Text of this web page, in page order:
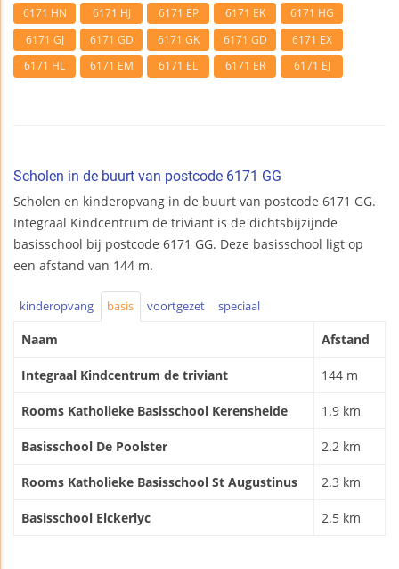
6171 HN
6171 HJ 6171 EP 6171 EK
6171 HG
6171 GJ
6171 GD 6171 GK 6171 GD
6171 EX
6171 HL
6171 EM 6171 EL 6171 ER 6171 EJ
Scholen in de buurt van postcode 6171 GG
Scholen en kinderopvang in de buurt van postcode 6171 GG.
Integraal Kindcentrum de triviant is de dichtsbijzijnde
basisschool bij postcode 6171 GG. Deze basisschool ligt op
een afstand van 144 m.
kinderopvang basis voortgezet speciaal
Naam Afstand
Integraal Kindcentrum de triviant 144 m
Rooms Katholieke Basisschool Kerensheide 1.9 km
Basisschool De Poolster 2.2 km
Rooms Katholieke Basisschool St Augustinus 2.3 km
Basisschool Elckerlyc 2.5 km